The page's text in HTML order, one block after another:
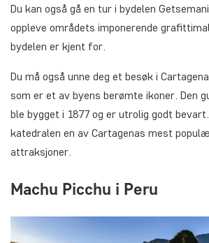
Du kan også gå en tur i bydelen
oppleve områdets imponerende
bydelen er kjent for.
Du må også unne deg et besøk i
som er et av byens berømte ikoner. Den
ble bygget i 1877 og er utrolig godt
katedralen en av Cartagenas mest
attraksjoner.
Machu Picchu i Peru